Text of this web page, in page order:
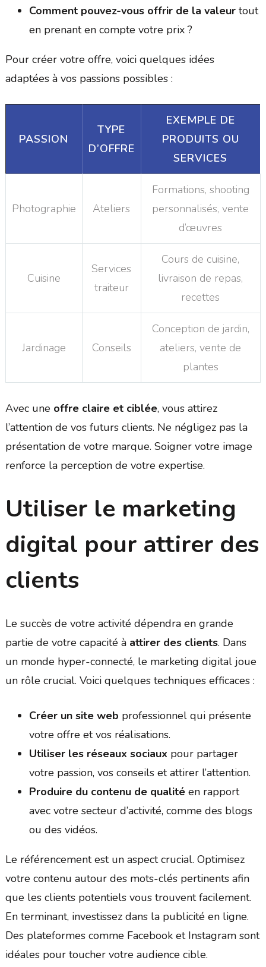
Comment pouvez-vous offrir de la valeurtout
en prenant en compte votre prix ?
Pour créer votre offre, voici quelques idées
adaptées à vos passions possibles :
PASSION
TYPE
D’OFFRE
EXEMPLE DE
PRODUITS OU
SERVICES
Photographie Ateliers
Formations, shooting
personnalisés, vente
d’œuvres
Cuisine
Services
traiteur
Cours de cuisine,
livraison de repas,
recettes
Jardinage Conseils
Conception de jardin,
ateliers, vente de
plantes
Avec une offre claire et ciblée, vous attirez
l’attention de vos futurs clients. Ne négligez pas la
présentation de votre marque. Soigner votre image
renforce la perception de votre expertise.
Utiliser le marketing
digital pour attirer des
clients
Le succès de votre activité dépendra en grande
partie de votre capacité à attirer des clients. Dans
un monde hyper-connecté, le marketing digital joue
un rôle crucial. Voici quelques techniques efficaces :
Créer un site web professionnel qui présente
votre offre et vos réalisations.
Utiliser les réseaux sociaux pour partager
votre passion, vos conseils et attirer l’attention.
Produire du contenu de qualitéen rapport
avec votre secteur d’activité, comme des blogs
ou des vidéos.
Le référencement est un aspect crucial. Optimisez
votre contenu autour des mots-clés pertinents afin
que les clients potentiels vous trouvent facilement.
En terminant, investissez dans la publicité en ligne.
Des plateformes comme Facebook et Instagram sont
idéales pour toucher votre audience cible.